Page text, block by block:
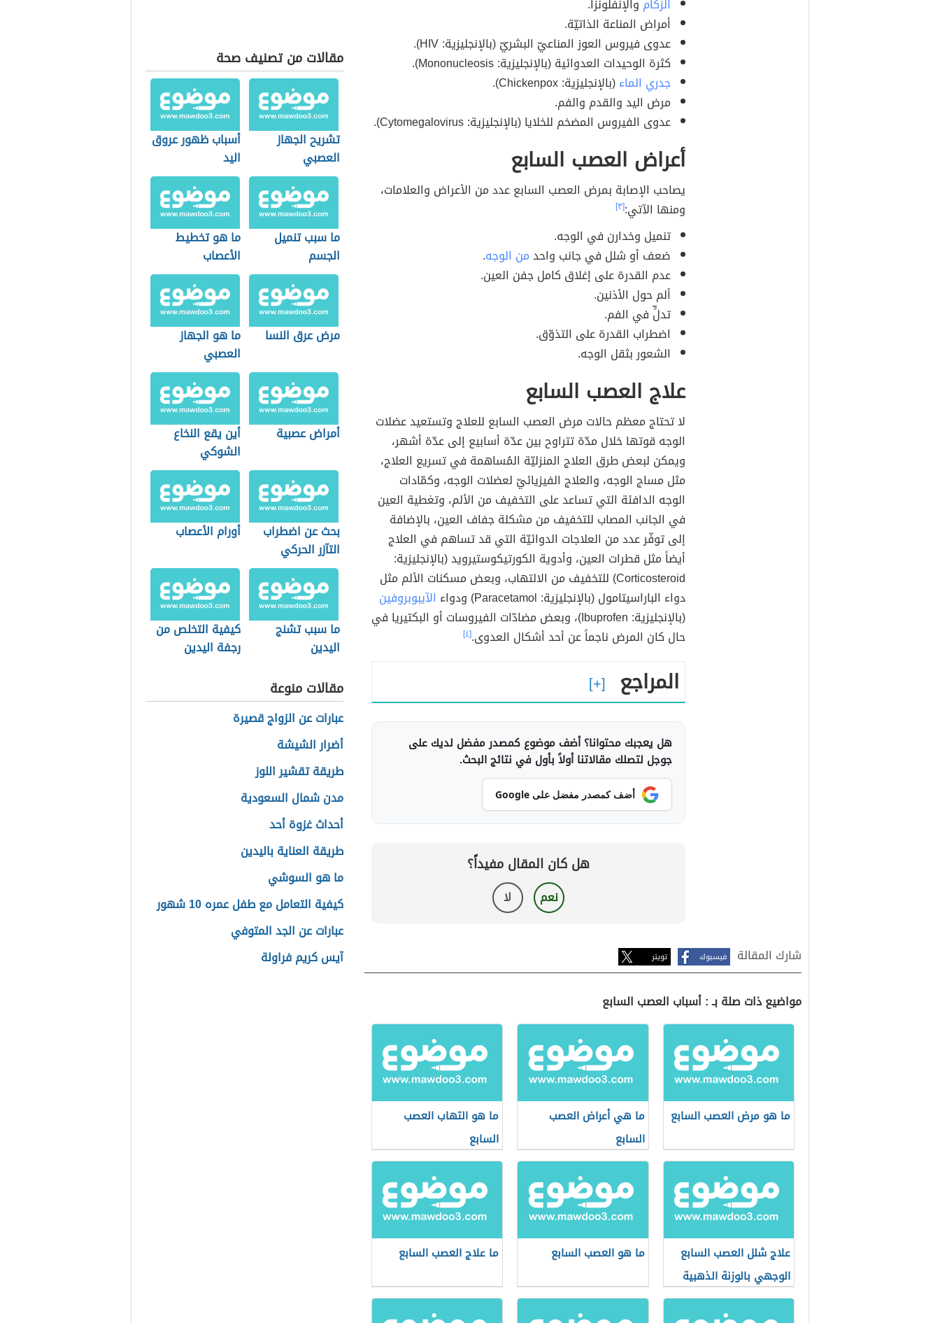
الزكام والإنفلونزا.
أمراض المناعة الذاتيّة.
عدوى فيروس العوز المناعيّ البشريّ (بالإنجليزية: HIV).
كثرة الوحيدات العدوائية (بالإنجليزية: Mononucleosis).
جدري الماء(بالإنجليزية: Chickenpox).
مرض اليد والقدم والفم.
عدوى الفيروس المضخم للخلايا (بالإنجليزية: Cytomegalovirus).
أعراض العصب السابع
يصاحب الإصابة بمرض العصب السابع عدد من الأعراض والعلامات،
ومنها الآتي:[٣]
تنميل وخدارن في الوجه.
ضعف أو شلل في جانب واحدمن الوجه.
عدم القدرة على إغلاق كامل جفن العين.
ألم حول الأذنين.
تدلٍّ في الفم.
اضطراب القدرة على التذوّق.
الشعور بثقل الوجه.
علاج العصب السابع
لا تحتاج معظم حالات مرض العصب السابع للعلاج وتستعيد عضلات
الوجه قوتها خلال مدّة تتراوح بين عدّة أسابيع إلى عدّة أشهر،
ويمكن لبعض طرق العلاج المنزليّة المُساهمة في تسريع العلاج،
مثل مساج الوجه، والعلاج الفيزيائيّ لعضلات الوجه، وكمّادات
الوجه الدافئة التي تساعد على التخفيف من الألم، وتغطية العين
في الجانب المصاب للتخفيف من مشكلة جفاف العين، بالإضافة
إلى توفّر عدد من العلاجات الدوائيّة التي قد تساهم في العلاج
أيضاً مثل قطرات العين، وأدوية الكورتيكوستيرويد (بالإنجليزية:
Corticosteroid) للتخفيف من الالتهاب، وبعض مسكنات الألم مثل
دواء الباراسيتامول (بالإنجليزية: Paracetamol) ودواء
الآيبوبروفين
(بالإنجليزية: Ibuprofen)، وبعض مضادّات الفيروسات أو البكتيريا في
حال كان المرض ناجماً عن أحد أشكال العدوى.[٤]
المراجع
هل يعجبك محتوانا؟ أضف موضوع كمصدر مفضل لديك على
جوجل لتصلك مقالاتنا أولاً بأول في نتائج البحث.
أضف كمصدر مفضل على Google
هل كان المقال مفيداً؟
نعم لا
شارك المقالة فيسبوك تويتر
مواضيع ذات صلة بـ : أسباب العصب السابع
ما هو مرض العصب السابع
ما هي أعراض العصب
السابع
ما هو التهاب العصب
السابع
علاج شلل العصب السابع
الوجهي بالوزنة الذهبية
للجفن
ما هو العصب السابع ما علاج العصب السابع
مقالات من تصنيف صحة
تشريح الجهاز
العصبي
أسباب ظهور عروق
اليد
ما سبب تنميل
الجسم
ما هو تخطيط
الأعصاب
مرض عرق النسا
ما هو الجهاز
العصبي
أمراض عصبية
أين يقع النخاع
الشوكي
بحث عن اضطراب
التآزر الحركي
أورام الأعصاب
ما سبب تشنج
اليدين
كيفية التخلص من
رجفة اليدين
مقالات منوعة
عبارات عن الزواج قصيرة
أضرار الشيشة
طريقة تقشير اللوز
مدن شمال السعودية
أحداث غزوة أحد
طريقة العناية باليدين
ما هو السوشي
كيفية التعامل مع طفل عمره 10 شهور
عبارات عن الجد المتوفي
آيس كريم فراولة